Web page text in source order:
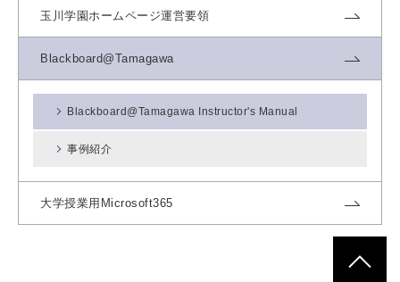
玉川学園ホームページ運営要領
Blackboard@Tamagawa
Blackboard@Tamagawa Instructor's Manual
事例紹介
大学授業用Microsoft365